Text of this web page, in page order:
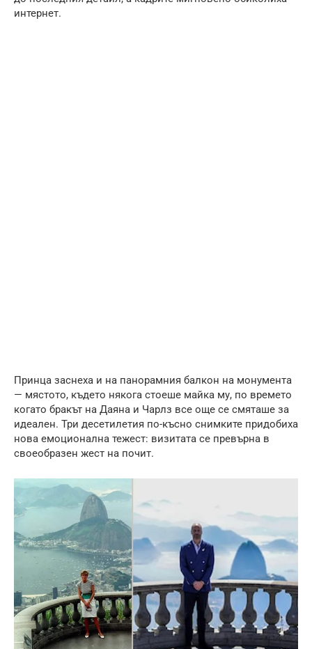
интернет.
Принца заснеха и на панорамния балкон на монумента
— мястото, където някога стоеше майка му, по времето
когато бракът на Даяна и Чарлз все още се смяташе за
идеален. Три десетилетия по-късно снимките придобиха
нова емоционална тежест: визитата се превърна в
своеобразен жест на почит.